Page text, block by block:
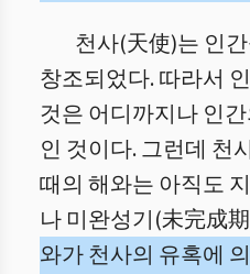
천사(天使)는 인
창조되었다. 따라서
것은 어디까지나 인
인 것이다. 그런데 천
때의 해와는 아직도
나 미완성기(未完成
와가 천사의 유혹에